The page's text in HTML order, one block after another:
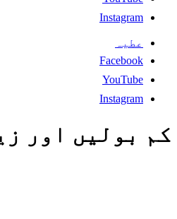
Instagram
عطیہ
Facebook
YouTube
Instagram
کم بولیں اور